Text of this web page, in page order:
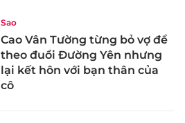
Sao
Cao Vân Tường từng bỏ vợ để
theo đuổi Đường Yên nhưng
lại kết hôn với bạn thân của
cô